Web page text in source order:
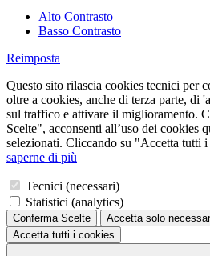
Alto Contrasto
Basso Contrasto
Reimposta
Questo sito rilascia cookies tecnici per
oltre a cookies, anche di terza parte, di
sul traffico e attivare il miglioramento.
Scelte", acconsenti all’uso dei cookies
selezionati. Cliccando su "Accetta tutti
saperne di più
Tecnici (necessari)
Statistici (analytics)
Conferma Scelte Accetta solo
Accetta tutti i cookies